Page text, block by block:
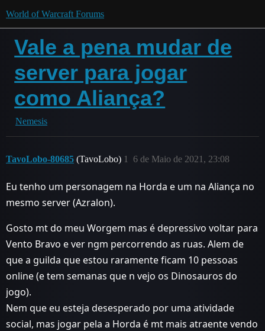
World of Warcraft Forums
Vale a pena mudar de
server para jogar
como Aliança?
Nemesis
TavoLobo-80685 (TavoLobo) 6 de Maio de 2021, 23:08
1
Eu tenho um personagem na Horda e um na Aliança no
mesmo server (Azralon).
Gosto mt do meu Worgem mas é depressivo voltar para
Vento Bravo e ver ngm percorrendo as ruas. Alem de
que a guilda que estou raramente ficam 10 pessoas
online (e tem semanas que n vejo os Dinosauros do
jogo).
Nem que eu esteja desesperado por uma atividade
social, mas jogar pela a Horda é mt mais atraente vendo